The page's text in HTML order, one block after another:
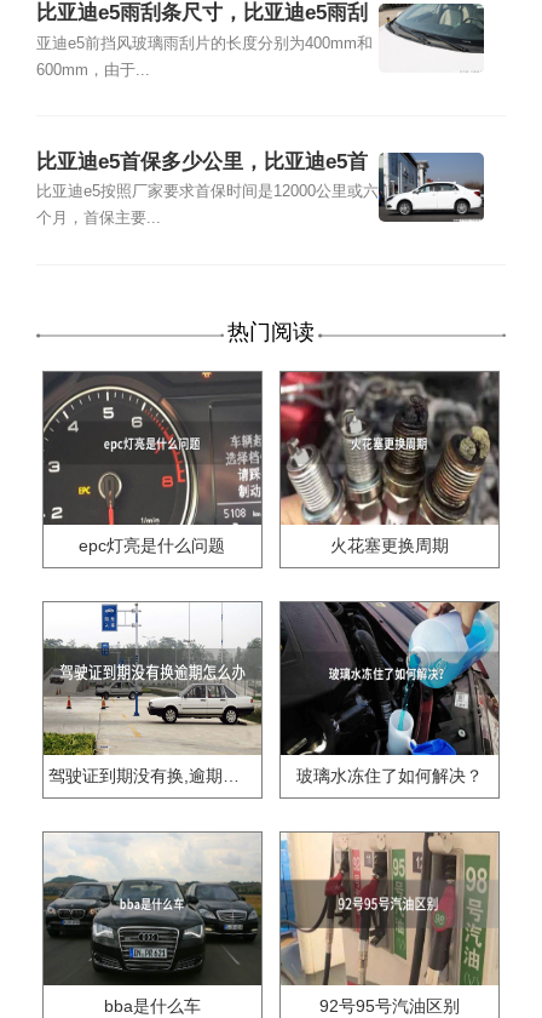
比亚迪e5雨刮条尺寸，比亚迪e5雨刮
条怎么装
亚迪e5前挡风玻璃雨刮片的长度分别为400mm和
600mm，由于...
比亚迪e5首保多少公里，比亚迪e5首
保内容
比亚迪e5按照厂家要求首保时间是12000公里或六
个月，首保主要...
热门阅读
epc灯亮是什么问题 火花塞更换周期
玻璃水冻住了如何解决？
bba是什么车 92号95号汽油区别